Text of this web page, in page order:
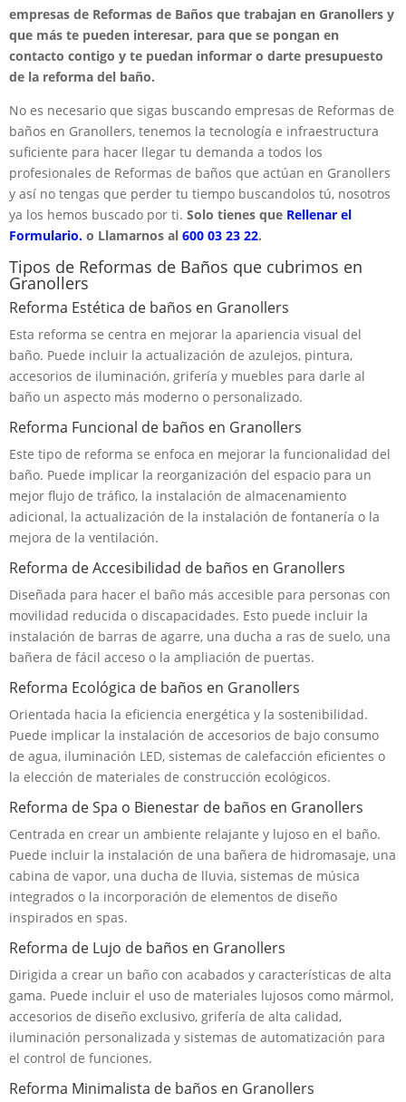
empresas de Reformas de Baños que trabajan en Granollers y
que más te pueden interesar, para que se pongan en
contacto contigo y te puedan informar o darte presupuesto
de la reforma del baño.
No es necesario que sigas buscando empresas de Reformas de
baños en Granollers, tenemos la tecnología e infraestructura
suficiente para hacer llegar tu demanda a todos los
profesionales de Reformas de baños que actúan en Granollers
y así no tengas que perder tu tiempo buscandolos tú, nosotros
ya los hemos buscado por ti. Solo tienes que Rellenar el
Formulario. o Llamarnos al 600 03 23 22.
Tipos de Reformas de Baños que cubrimos en
Granollers
Reforma Estética de baños en Granollers
Esta reforma se centra en mejorar la apariencia visual del
baño. Puede incluir la actualización de azulejos, pintura,
accesorios de iluminación, grifería y muebles para darle al
baño un aspecto más moderno o personalizado.
Reforma Funcional de baños en Granollers
Este tipo de reforma se enfoca en mejorar la funcionalidad del
baño. Puede implicar la reorganización del espacio para un
mejor flujo de tráfico, la instalación de almacenamiento
adicional, la actualización de la instalación de fontanería o la
mejora de la ventilación.
Reforma de Accesibilidad de baños en Granollers
Diseñada para hacer el baño más accesible para personas con
movilidad reducida o discapacidades. Esto puede incluir la
instalación de barras de agarre, una ducha a ras de suelo, una
bañera de fácil acceso o la ampliación de puertas.
Reforma Ecológica de baños en Granollers
Orientada hacia la eficiencia energética y la sostenibilidad.
Puede implicar la instalación de accesorios de bajo consumo
de agua, iluminación LED, sistemas de calefacción eficientes o
la elección de materiales de construcción ecológicos.
Reforma de Spa o Bienestar de baños en Granollers
Centrada en crear un ambiente relajante y lujoso en el baño.
Puede incluir la instalación de una bañera de hidromasaje, una
cabina de vapor, una ducha de lluvia, sistemas de música
integrados o la incorporación de elementos de diseño
inspirados en spas.
Reforma de Lujo de baños en Granollers
Dirigida a crear un baño con acabados y características de alta
gama. Puede incluir el uso de materiales lujosos como mármol,
accesorios de diseño exclusivo, grifería de alta calidad,
iluminación personalizada y sistemas de automatización para
el control de funciones.
Reforma Minimalista de baños en Granollers